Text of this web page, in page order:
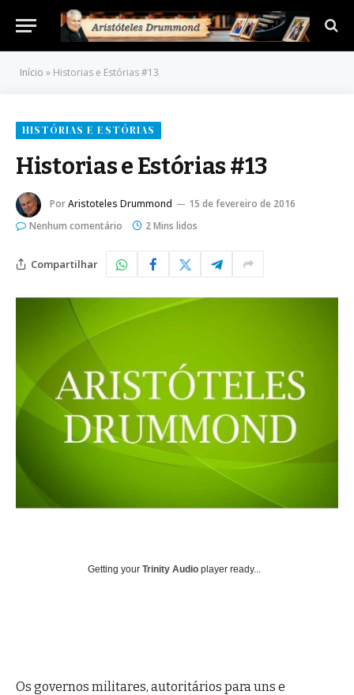
Início » Historias e Estórias #13
HISTÓRIAS E ESTÓRIAS
Historias e Estórias #13
PorAristoteles Drummond
15 de fevereiro de 2016
Nenhum comentário
2 Mins lidos
Compartilhar
Getting your Trinity Audio player ready...
Os governos militares, autoritários para uns e